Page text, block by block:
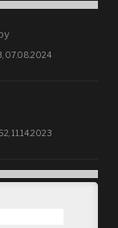
07.08.2024
11.14.2023